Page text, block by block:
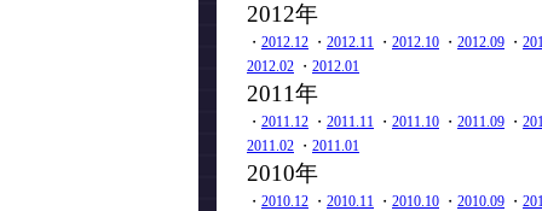
2012年
・ 2012.12 ・ 2012.11 ・ 2012.10 ・ 2012.09 ・
2012.02 ・ 2012.01
2011年
・ 2011.12 ・ 2011.11 ・ 2011.10 ・ 2011.09 ・
2011.02 ・ 2011.01
2010年
・ 2010.12 ・ 2010.11 ・ 2010.10 ・ 2010.09 ・